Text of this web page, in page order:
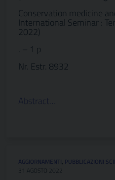
Conservation medicine
International Seminar :
2022)
. – 1 p
Nr. Estr. 8932
Abstract…
AGGIORNAMENTI, PUBBLICAZIONI
31 AGOSTO 2022